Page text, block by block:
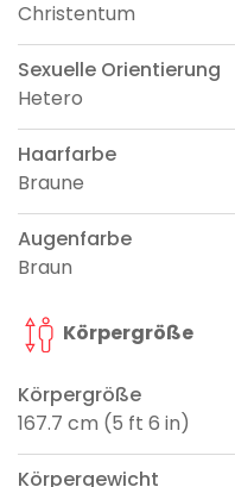
Christentum
Sexuelle Orientierung
Hetero
Haarfarbe
Braune
Augenfarbe
Braun
Körpergröße
Körpergröße
167.7 cm (5 ft 6 in)
Körpergewicht